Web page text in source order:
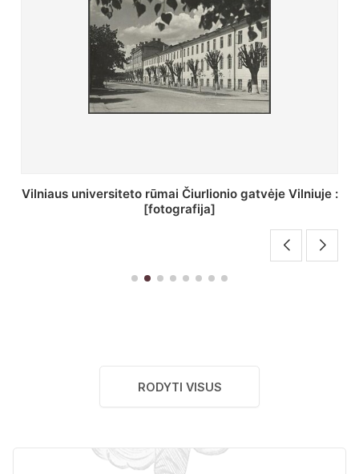
St. Batoro universiteto J. Pilsudskio kolegija :
[fotografija]
RODYTI VISUS